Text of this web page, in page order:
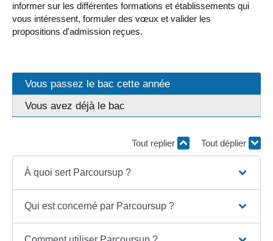
informer sur les différentes formations et établissements qui
vous intéressent, formuler des vœux et valider les
propositions d'admission reçues.
Vous passez le bac cette année
Vous avez déjà le bac
Tout replier Tout déplier
À quoi sert Parcoursup ?
Qui est concerné par Parcoursup ?